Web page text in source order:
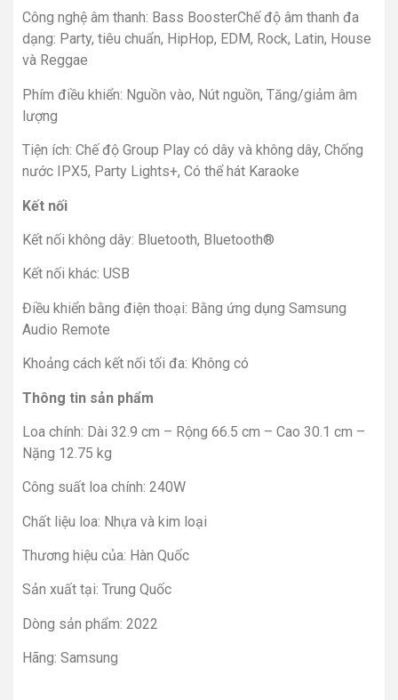
Công nghệ âm thanh: Bass BoosterChế độ âm thanh đa
dạng: Party, tiêu chuẩn, HipHop, EDM, Rock, Latin, House
và Reggae
Phím điều khiển: Nguồn vào, Nút nguồn, Tăng/giảm âm
lượng
Tiện ích: Chế độ Group Play có dây và không dây, Chống
nước IPX5, Party Lights+, Có thể hát Karaoke
Kết nối
Kết nối không dây: Bluetooth, Bluetooth®
Kết nối khác: USB
Điều khiển bằng điện thoại: Bằng ứng dụng Samsung
Audio Remote
Khoảng cách kết nối tối đa: Không có
Thông tin sản phẩm
Loa chính: Dài 32.9 cm – Rộng 66.5 cm – Cao 30.1 cm –
Nặng 12.75 kg
Công suất loa chính: 240W
Chất liệu loa: Nhựa và kim loại
Thương hiệu của: Hàn Quốc
Sản xuất tại: Trung Quốc
Dòng sản phẩm: 2022
Hãng: Samsung